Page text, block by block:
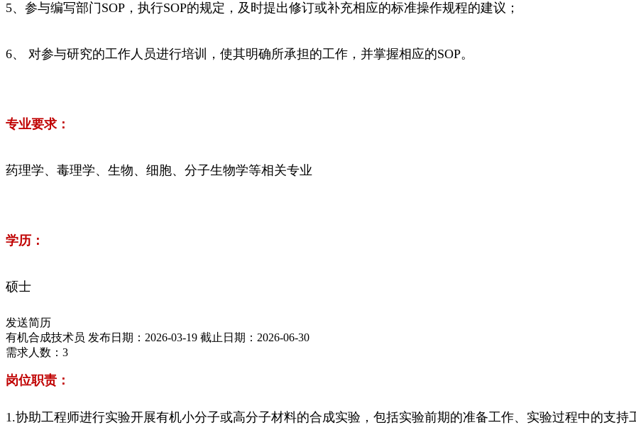
5、参与编写部门SOP，执行SOP的规定，及时提出修订或补充相应的标准操作规程的建议；
6、 对参与研究的工作人员进行培训，使其明确所承担的工作，并掌握相应的SOP。
专业要求：
药理学、毒理学、生物、细胞、分子生物学等相关专业
学历：
硕士
发送简历
有机合成技术员 发布日期：2026-03-19 截止日期：2026-06-30
需求人数：3
岗位职责：
1.协助工程师进行实验开展有机小分子或高分子材料的合成实验，包括实验前期的准备工作、实验过程中的支持